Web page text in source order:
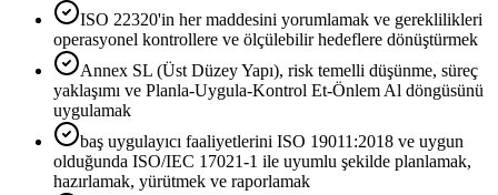
ISO 22320'in her maddesini yorumlamak ve gereklilikleri
operasyonel kontrollere ve ölçülebilir hedeflere dönüştürmek
Annex SL (Üst Düzey Yapı), risk temelli düşünme, süreç
yaklaşımı ve Planla-Uygula-Kontrol Et-Önlem Al döngüsünü
uygulamak
baş uygulayıcı faaliyetlerini ISO 19011:2018 ve uygun
olduğunda ISO/IEC 17021-1 ile uyumlu şekilde planlamak,
hazırlamak, yürütmek ve raporlamak